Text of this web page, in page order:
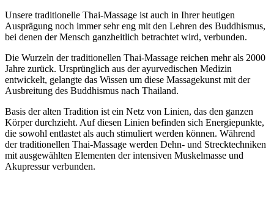
Unsere traditionelle Thai-Massage ist auch in Ihrer heutigen
Ausprägung noch immer sehr eng mit den Lehren des Buddhismus,
bei denen der Mensch ganzheitlich betrachtet wird, verbunden.
Die Wurzeln der traditionellen Thai-Massage reichen mehr als 2000
Jahre zurück. Ursprünglich aus der ayurvedischen Medizin
entwickelt, gelangte das Wissen um diese Massagekunst mit der
Ausbreitung des Buddhismus nach Thailand.
Basis der alten Tradition ist ein Netz von Linien, das den ganzen
Körper durchzieht. Auf diesen Linien befinden sich Energiepunkte,
die sowohl entlastet als auch stimuliert werden können. Während
der traditionellen Thai-Massage werden Dehn- und Strecktechniken
mit ausgewählten Elementen der intensiven Muskelmasse und
Akupressur verbunden.